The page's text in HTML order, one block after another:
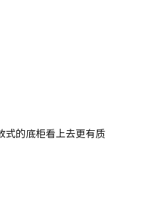
式的底柜看上去更有质